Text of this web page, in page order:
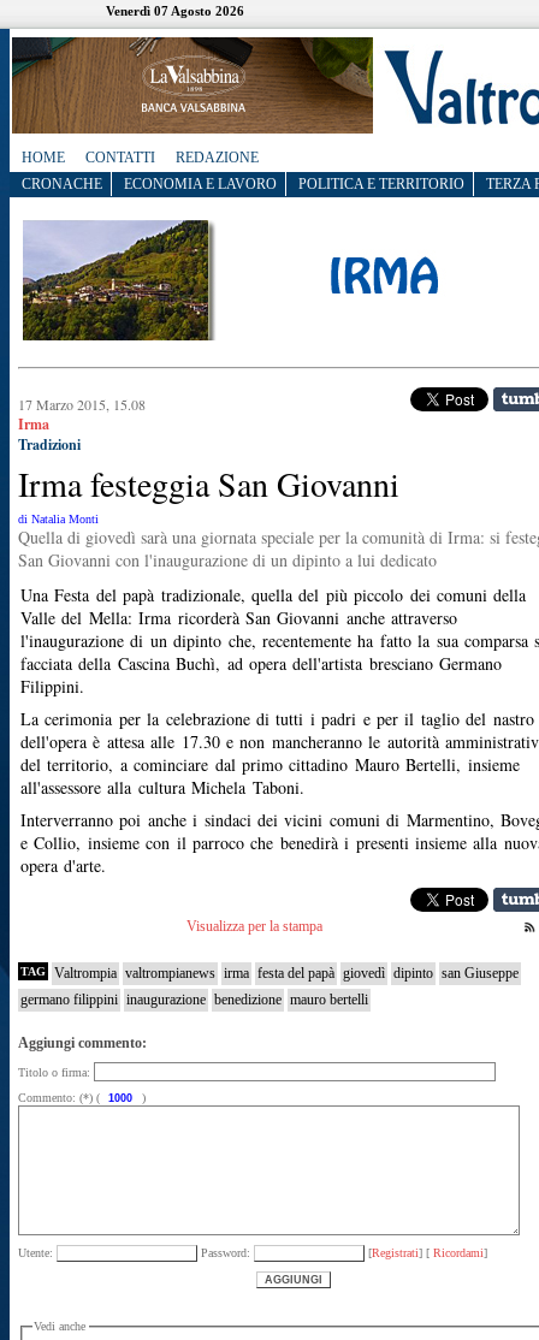
Venerdì 07 Agosto 2026
HOME CONTATTI
REDAZIONE
CRONACHE
ECONOMIA E LAVORO POLITICA E TERRITORIO TERZA
17 Marzo 2015, 15.08
Irma
Tradizioni
Irma festeggia San Giovanni
di Natalia Monti
Quella di giovedì sarà una giornata speciale per la comunità di Irma: si
San Giovanni con l'inaugurazione di un dipinto a lui dedicato
Una Festa del papà tradizionale, quella del più piccolo dei comuni della
Valle del Mella: Irma ricorderà San Giovanni anche attraverso
l'inaugurazione di un dipinto che, recentemente ha fatto la sua comparsa
facciata della Cascina Buchì, ad opera dell'artista bresciano Germano
Filippini.
La cerimonia per la celebrazione di tutti i padri e per il taglio del nastro
dell'opera è attesa alle 17.30 e non mancheranno le autorità
del territorio, a cominciare dal primo cittadino Mauro Bertelli, insieme
all'assessore alla cultura Michela Taboni.
Interverranno poi anche i sindaci dei vicini comuni di Marmentino,
e Collio, insieme con il parroco che benedirà i presenti insieme alla
opera d'arte.
Visualizza per la stampa
TAG Valtrompia valtrompianews irma festa del papà giovedì dipinto san Giuseppe
germano filippini inaugurazione benedizione mauro bertelli
Aggiungi commento:
Titolo o firma:
Commento: (*) (
)
Utente: Password: [Registrati] [ Ricordami]
Vedi anche